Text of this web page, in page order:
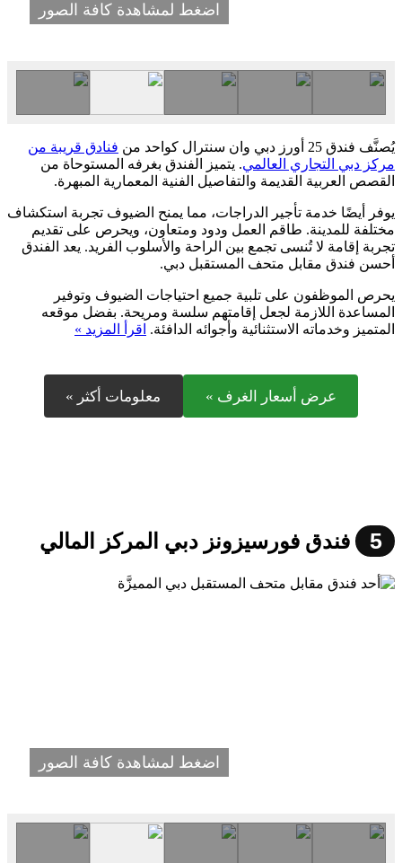
اضغط لمشاهدة كافة الصور
يُصنَّف فندق 25 أورز دبي وان سنترال كواحد من
فنادق قريبة من
مركز دبي التجاري العالمي. يتميز الفندق بغرفه المستوحاة من
القصص العربية القديمة والتفاصيل الفنية المعمارية المبهرة.
يوفر أيضًا خدمة تأجير الدراجات، مما يمنح الضيوف تجربة استكشاف
مختلفة للمدينة. طاقم العمل ودود ومتعاون، ويحرص على تقديم
تجربة إقامة لا تُنسى تجمع بين الراحة والأسلوب الفريد. يعد الفندق
أحسن فندق مقابل متحف المستقبل دبي.
يحرص الموظفون على تلبية جميع احتياجات الضيوف وتوفير
المساعدة اللازمة لجعل إقامتهم سلسة ومريحة. بفضل موقعه
المتميز وخدماته الاستثنائية وأجوائه الدافئة. اقرأ المزيد »
عرض أسعار الغرف » معلومات أكثر »
5 فندق فورسيزونز دبي المركز المالي
اضغط لمشاهدة كافة الصور